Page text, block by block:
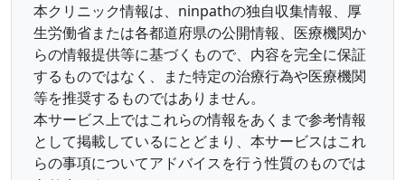
本クリニック情報は、ninpathの独自収集情報、厚
生労働省または各都道府県の公開情報、医療機関か
らの情報提供等に基づくもので、内容を完全に保証
するものではなく、また特定の治療行為や医療機関
等を推奨するものではありません。
本サービス上ではこれらの情報をあくまで参考情報
として掲載しているにとどまり、本サービスはこれ
らの事項についてアドバイスを行う性質のものでは